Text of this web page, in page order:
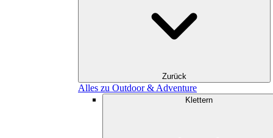
Zurück
Alles zu Outdoor & Adventure
Klettern